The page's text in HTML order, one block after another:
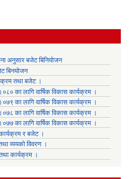
अनुसार बजेट बिनियोजन
बिनयोजन
तथा बजेट ।
का लागि वार्षिक विकास कार्यक्रम ।
का लागि वार्षिक विकास कार्यक्रम ।
का लागि वार्षिक विकास कार्यक्रम ।
का लागि वार्षिक विकास कार्यक्रम ।
र बजेट ।
व्ययकाे विवरण ।
कार्यक्रम ।